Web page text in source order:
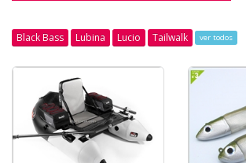
Black Bass Lubina Lucio Tailwalk ver todos